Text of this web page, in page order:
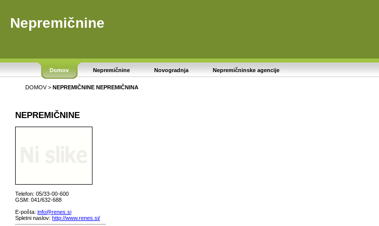
Nepremičnine
Domov Nepremičnine Novogradnja Nepremičninske agencije
DOMOV> NEPREMIČNINE NEPREMIČNINA
NEPREMIČNINE
Telefon: 05/33-00-600
GSM: 041/632-688
E-pošta: info@renes.si
Spletni naslov: http://www.renes.si/